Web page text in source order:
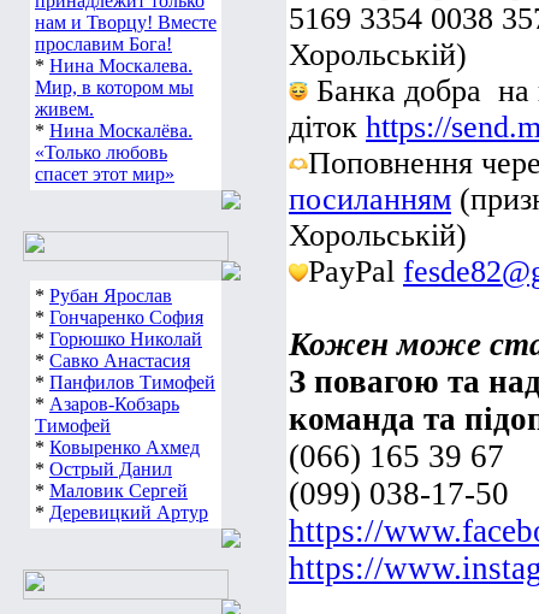
нам и Творцу! Вместе
прославим Бога!
* Нина Москалева.
Мир, в котором мы
живем.
* Нина Москалёва.
«Только любовь
спасет этот мир»
* Рубан Ярослав
* Гончаренко София
* Горюшко Николай
* Савко Анастасия
* Панфилов Тимофей
* Азаров-Кобзарь
Тимофей
* Ковыренко Ахмед
* Острый Данил
* Маловик Сергей
* Деревицкий Артур
5169 3354 0038
Хорольській)
Банка добра на
діток https://
Поповнення
посиланням
Хорольській)
PayPal
Кожен може
З повагою та
команда та
(066) 165 39 67
(099) 038-17-50
https://
https://